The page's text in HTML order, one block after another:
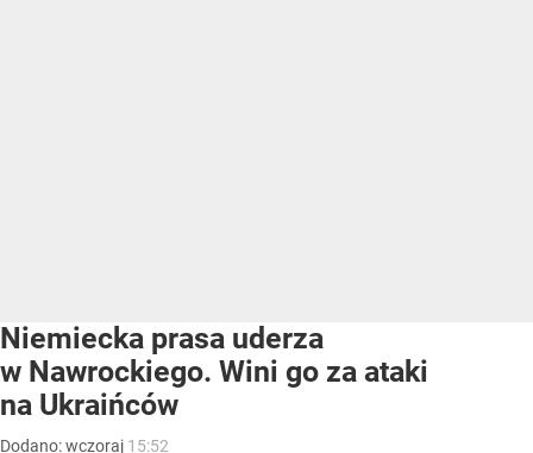
Niemiecka prasa uderza
w Nawrockiego. Wini go za ataki
na Ukraińców
Dodano:wczoraj 15:52